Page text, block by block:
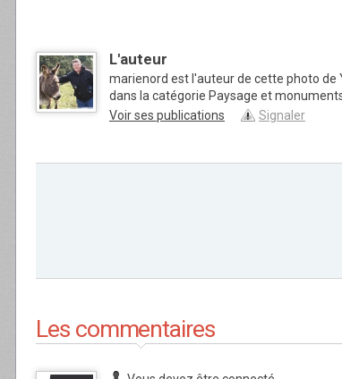
L'auteur
marienord est l'auteur de cette photo de
dans la catégorie Paysage et
Voir ses publications
Signaler
Les commentaires